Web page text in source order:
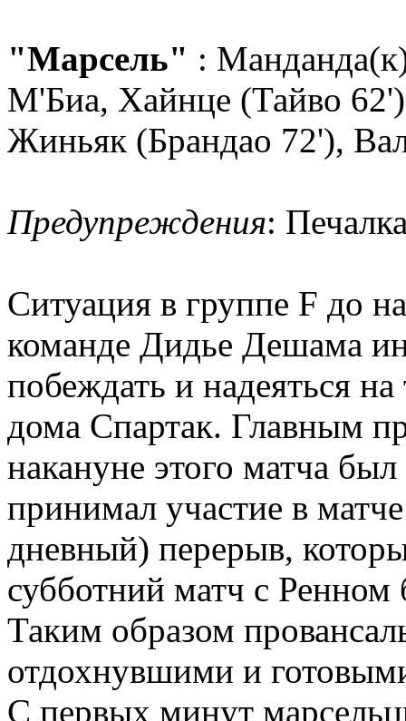
"Марсель" :
М'Биа, Хайнце (Тайво
Жиньяк (Брандао 72'),
Предупреждения:
Ситуация в группе F до
команде Дидье Дешама
побеждать и надеяться
дома Спартак. Главным
накануне этого матча
принимал участие в
дневный) перерыв,
субботний матч с Ренном
Таким образом
отдохнувшими и
С первых минут